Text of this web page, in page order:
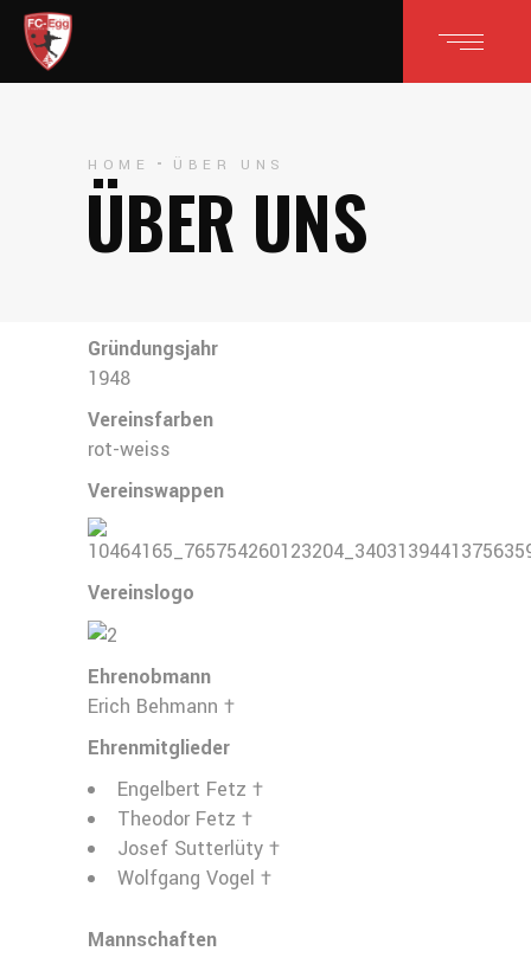
HOME ÜBER UNS
ÜBER UNS
Gründungsjahr
1948
Vereinsfarben
rot-weiss
Vereinswappen
Vereinslogo
Ehrenobmann
Erich Behmann †
Ehrenmitglieder
Engelbert Fetz †
Theodor Fetz †
Josef Sutterlüty †
Wolfgang Vogel †
Mannschaften